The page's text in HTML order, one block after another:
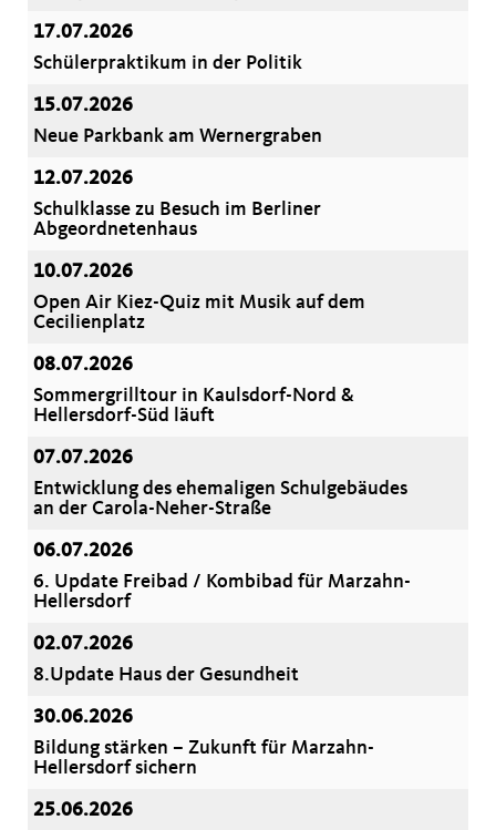
17.07.2026
Schülerpraktikum in der Politik
15.07.2026
Neue Parkbank am Wernergraben
12.07.2026
Schulklasse zu Besuch im Berliner
Abgeordnetenhaus
10.07.2026
Open Air Kiez-Quiz mit Musik auf dem
Cecilienplatz
08.07.2026
Sommergrilltour in Kaulsdorf-Nord &
Hellersdorf-Süd läuft
07.07.2026
Entwicklung des ehemaligen Schulgebäudes
an der Carola-Neher-Straße
06.07.2026
6. Update Freibad / Kombibad für Marzahn-
Hellersdorf
02.07.2026
8.Update Haus der Gesundheit
30.06.2026
Bildung stärken – Zukunft für Marzahn-
Hellersdorf sichern
25.06.2026